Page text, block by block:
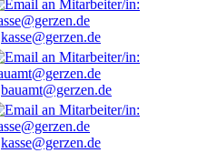
kasse@gerzen.de
bauamt@gerzen.de
kasse@gerzen.de